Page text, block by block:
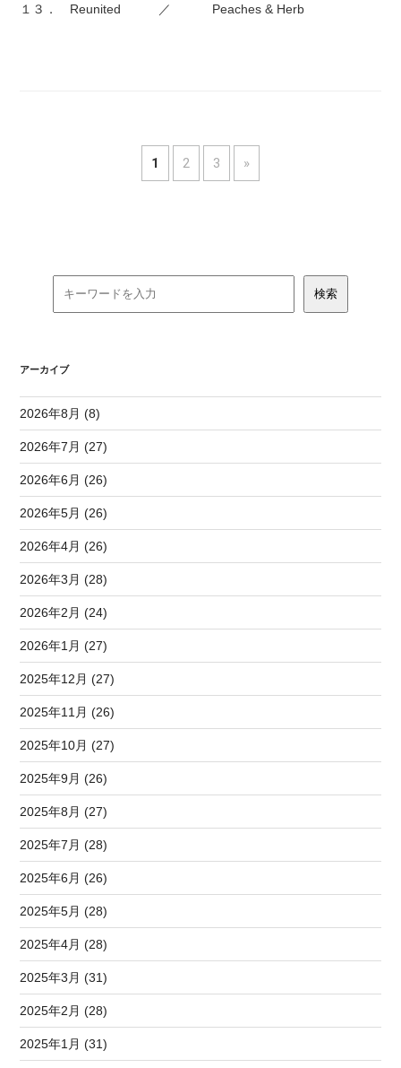
１３． Reunited ／ Peaches & Herb
1 2 3 »
アーカイブ
2026年8月 (8)
2026年7月 (27)
2026年6月 (26)
2026年5月 (26)
2026年4月 (26)
2026年3月 (28)
2026年2月 (24)
2026年1月 (27)
2025年12月 (27)
2025年11月 (26)
2025年10月 (27)
2025年9月 (26)
2025年8月 (27)
2025年7月 (28)
2025年6月 (26)
2025年5月 (28)
2025年4月 (28)
2025年3月 (31)
2025年2月 (28)
2025年1月 (31)